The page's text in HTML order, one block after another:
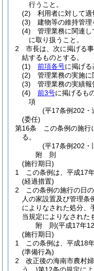
行うこと。
(2)
利用者に対して適
(3)
建物等の維持管理
(4)
管理業務に関連
に取り扱うこと。
2
市長は、次に掲げる
結するものとする。
(1)
前項各号に掲げ
(2)
管理業務の実施に
(3)
管理業務の実績
(4)
前3号に掲げるも
項
(平17条例202・
(委任)
第16条
この条例の施行
る。
(平17条例202・
附 則
(施行期日)
1
この条例は、平成17
(経過措置)
2
この条例の施行の日
人の家設置及び管理条
によりなされた処分、
当規定によりなされた
附 則(平成17年
(施行期日)
1
この条例は、平成18
(準備行為)
2
改正後の海南市農村